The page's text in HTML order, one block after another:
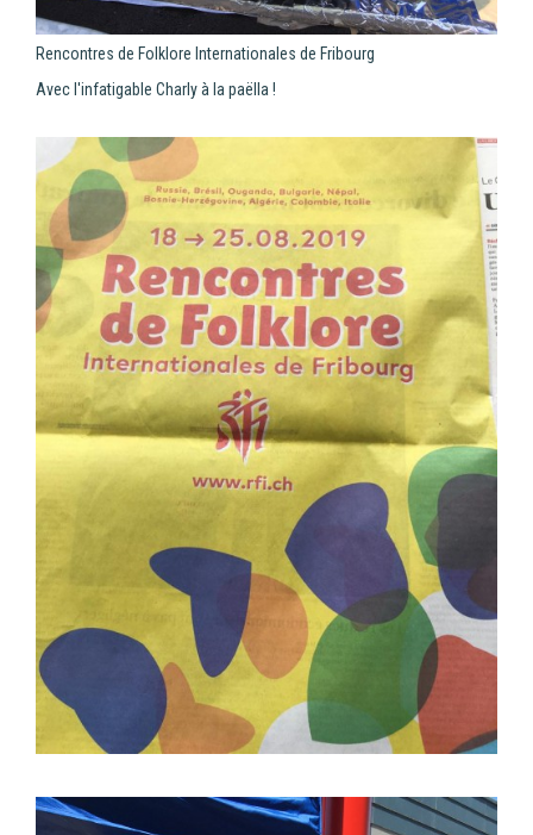
Rencontres de Folklore Internationales de Fribourg
Avec l'infatigable Charly à la paëlla !